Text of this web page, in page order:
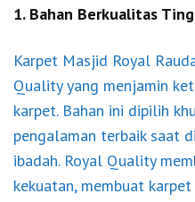
1. Bahan Berkualitas
Karpet Masjid Royal
Quality yang menjamin
karpet. Bahan ini dipilih
pengalaman terbaik saat
ibadah. Royal Quality
kekuatan, membuat